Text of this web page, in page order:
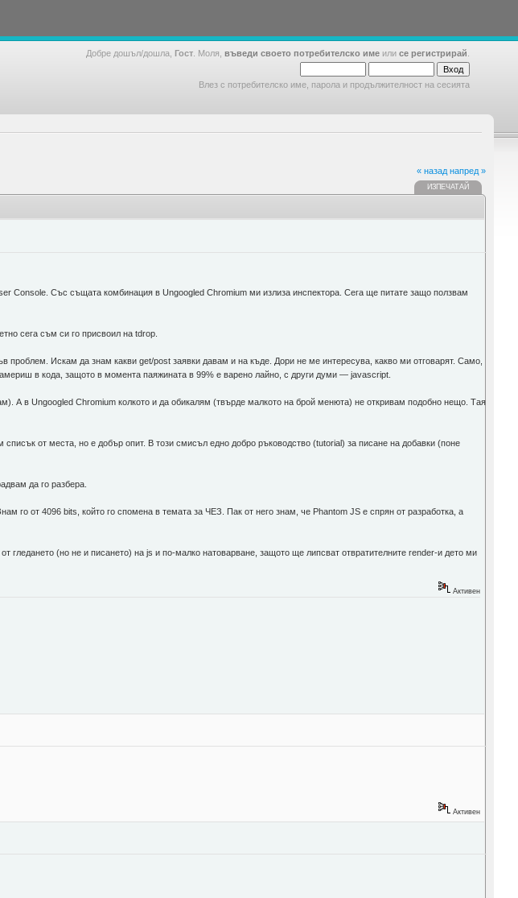
Добре дошъл/дошла, Гост . Моля, въведи своето потребителско име или се регистрирай
Влез с потребителско име, парола и продължителност на сесията
« назад напред »
ИЗПЕЧАТАЙ
Console. Със същата комбинация в Ungoogled Chromium ми излиза инспектора. Сега ще питате защо ползвам
сега съм си го присвоил на tdrop.
Искам да знам какви get/post заявки давам и на къде. Дори не ме интересува, какво ми отговарят. Само,
в кода, защото в момента паяжината в 99% е варено лайно, с други думи — javascript.
А в Ungoogled Chromium колкото и да обикалям (твърде малкото на брой менюта) не откривам подобно нещо. Тая
от места, но е добър опит. В този смисъл еднo добрo ръководство (tutorial) за писане на добавки (поне
да го разбера.
го от 4096 bits, който го спомена в темата за ЧЕЗ. Пак от него знам, че Phantom JS е спрян от разработка, а
гледането (но не и писането) на js и по-малко натоварване, защото ще липсват отвратителните render-и дето ми
Активен
Активен